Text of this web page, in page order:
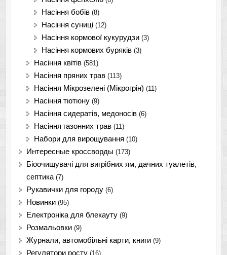
Насіння бобів (8)
Насіння суниці (12)
Насіння кормової кукурудзи (3)
Насіння кормових буряків (3)
Насіння квітів (581)
Насіння пряних трав (113)
Насіння Мікрозелені (Мікрогрін) (11)
Насіння тютюну (9)
Насіння сидератів, медоносів (6)
Насіння газонних трав (11)
Набори для вирощування (10)
Интересные кроссворды (173)
Біоочищувачі для вигрібних ям, дачних туалетів,
септика (7)
Рукавички для городу (6)
Новинки (95)
Електроніка для блекауту (9)
Розмальовки (9)
Журнали, автомобільні карти, книги (9)
Регулятори росту (16)